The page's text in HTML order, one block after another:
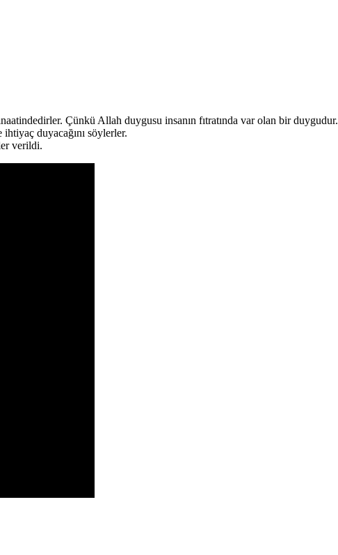
Çünkü Allah duygusu insanın fıtratında var olan bir duygudur.
duyacağını söylerler.
verildi.